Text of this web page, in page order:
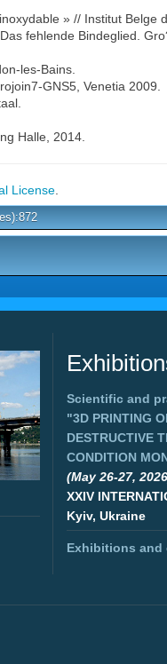
» // Institut Belge
fehlende Bindeglied.
les-Bains.
GNS5, Venetia 2009.
Halle, 2014.
License
Scientific and
"3D PRINTING
DESTRUCTIVE
CONDITION
(May 26-27,
XXIV
Kyiv, Ukraine
Exhibitions and